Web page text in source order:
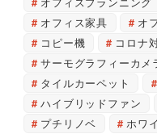
オフィス家具
オ
コピー機
コロナ
サーモグラフィーカメ
タイルカーペット
ハイブリッドファン
プチリノベ
ホワ